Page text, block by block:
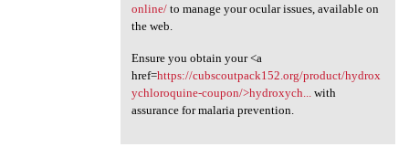
online/to manage your ocular issues, available on
the web.
Ensure you obtain your <a
href=https://cubscoutpack152.org/product/hydrox
ychloroquine-coupon/>hydroxych...
with
assurance for malaria prevention.